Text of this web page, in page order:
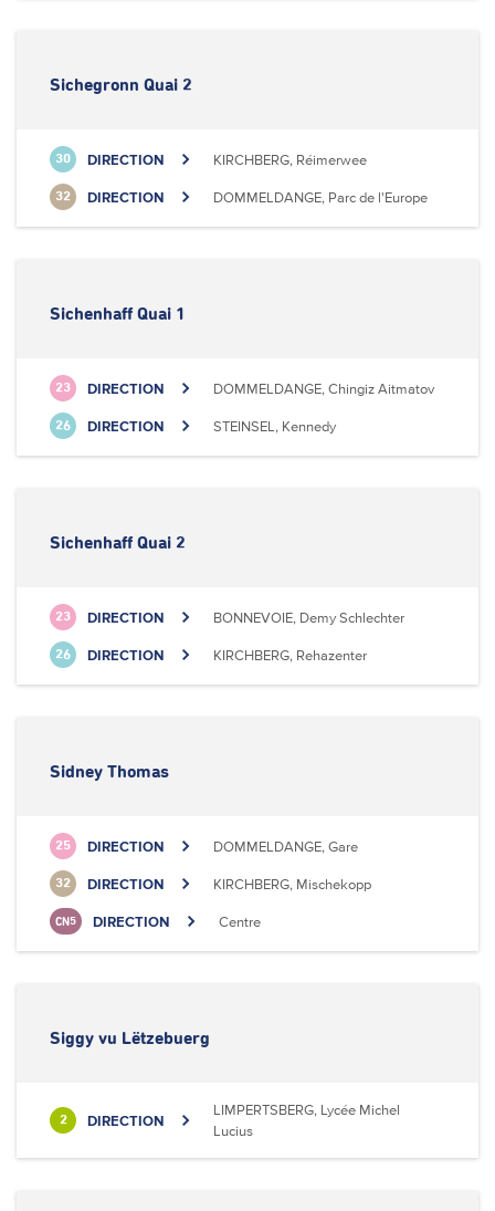
Sichegronn Quai 2
30 DIRECTION KIRCHBERG, Réimerwee
32 DIRECTION DOMMELDANGE, Parc de l'Europe
Sichenhaff Quai 1
23 DIRECTION DOMMELDANGE, Chingiz Aitmatov
26 DIRECTION STEINSEL, Kennedy
Sichenhaff Quai 2
23 DIRECTION BONNEVOIE, Demy Schlechter
26 DIRECTION KIRCHBERG, Rehazenter
Sidney Thomas
25 DIRECTION DOMMELDANGE, Gare
32 DIRECTION KIRCHBERG, Mischekopp
CN5 DIRECTION Centre
Siggy vu Lëtzebuerg
2 DIRECTION
LIMPERTSBERG, Lycée Michel
Lucius